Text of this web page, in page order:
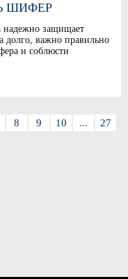
ШИФЕР
надежно защищает
долго, важно правильно
и соблюсти
8 9 10 ... 27